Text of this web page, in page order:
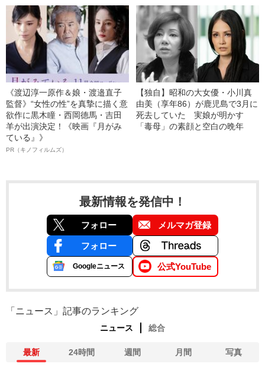
《渡辺淳一原作＆娘・渡邉直子
監督》“女性の性”を真摯に描く意
欲作に黒木瞳・西岡德馬・吉田
羊が出演決定！《映画『月がみ
ている』》
PR（キノフィルムズ）
【独自】昭和の大女優・小川真
由美（享年86）が鹿児島で3月に
死去していた 実娘が明かす
「毒母」の素顔と空白の晩年
最新情報を発信中！
フォロー メルマガ登録
フォロー
Googleニュース 公式YouTube
「ニュース」記事のランキング
ニュース 総合
最新 24時間 週間 月間 写真